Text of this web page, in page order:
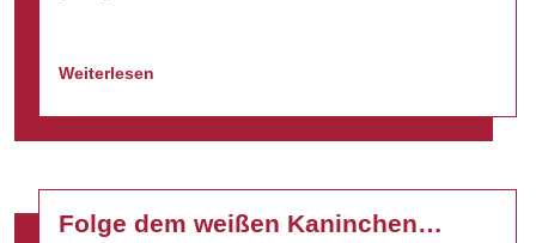
Weiterlesen
Folge dem weißen Kaninchen…